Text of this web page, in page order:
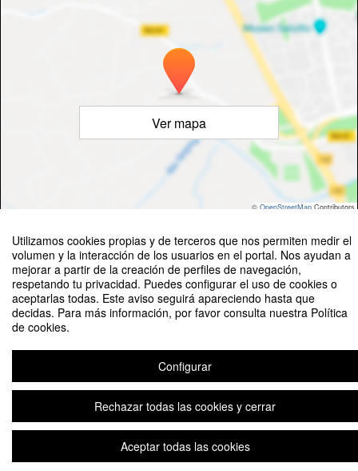
Utilizamos cookies propias y de terceros que nos permiten medir el
volumen y la interacción de los usuarios en el portal. Nos ayudan a
mejorar a partir de la creación de perfiles de navegación,
respetando tu privacidad. Puedes configurar el uso de cookies o
aceptarlas todas. Este aviso seguirá apareciendo hasta que
decidas. Para más información, por favor consulta nuestra Política
de cookies.
Configurar
Rechazar todas las cookies y cerrar
Aceptar todas las cookies
Ver mapa
© OpenStreetMap Contributors
Senderismo Peñarroya de Tastavíns
Plataforma de organización de eventos Symposium